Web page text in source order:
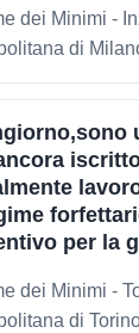
dei Minimi -
di
per la
dei Minimi -
di